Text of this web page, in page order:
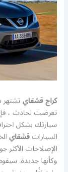
كراج قشقاي
تعرضت لحادث ،
سيارتك بشكل
السياراتقشقاي
الإصلاحات
وكأنها جديدة.